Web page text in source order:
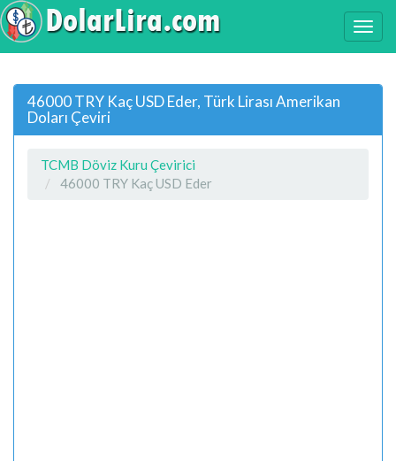
46000 TRY Kaç USD Eder, Türk Lirası Amerikan
Doları Çeviri
TCMB Döviz Kuru Çevirici
46000 TRY Kaç USD Eder